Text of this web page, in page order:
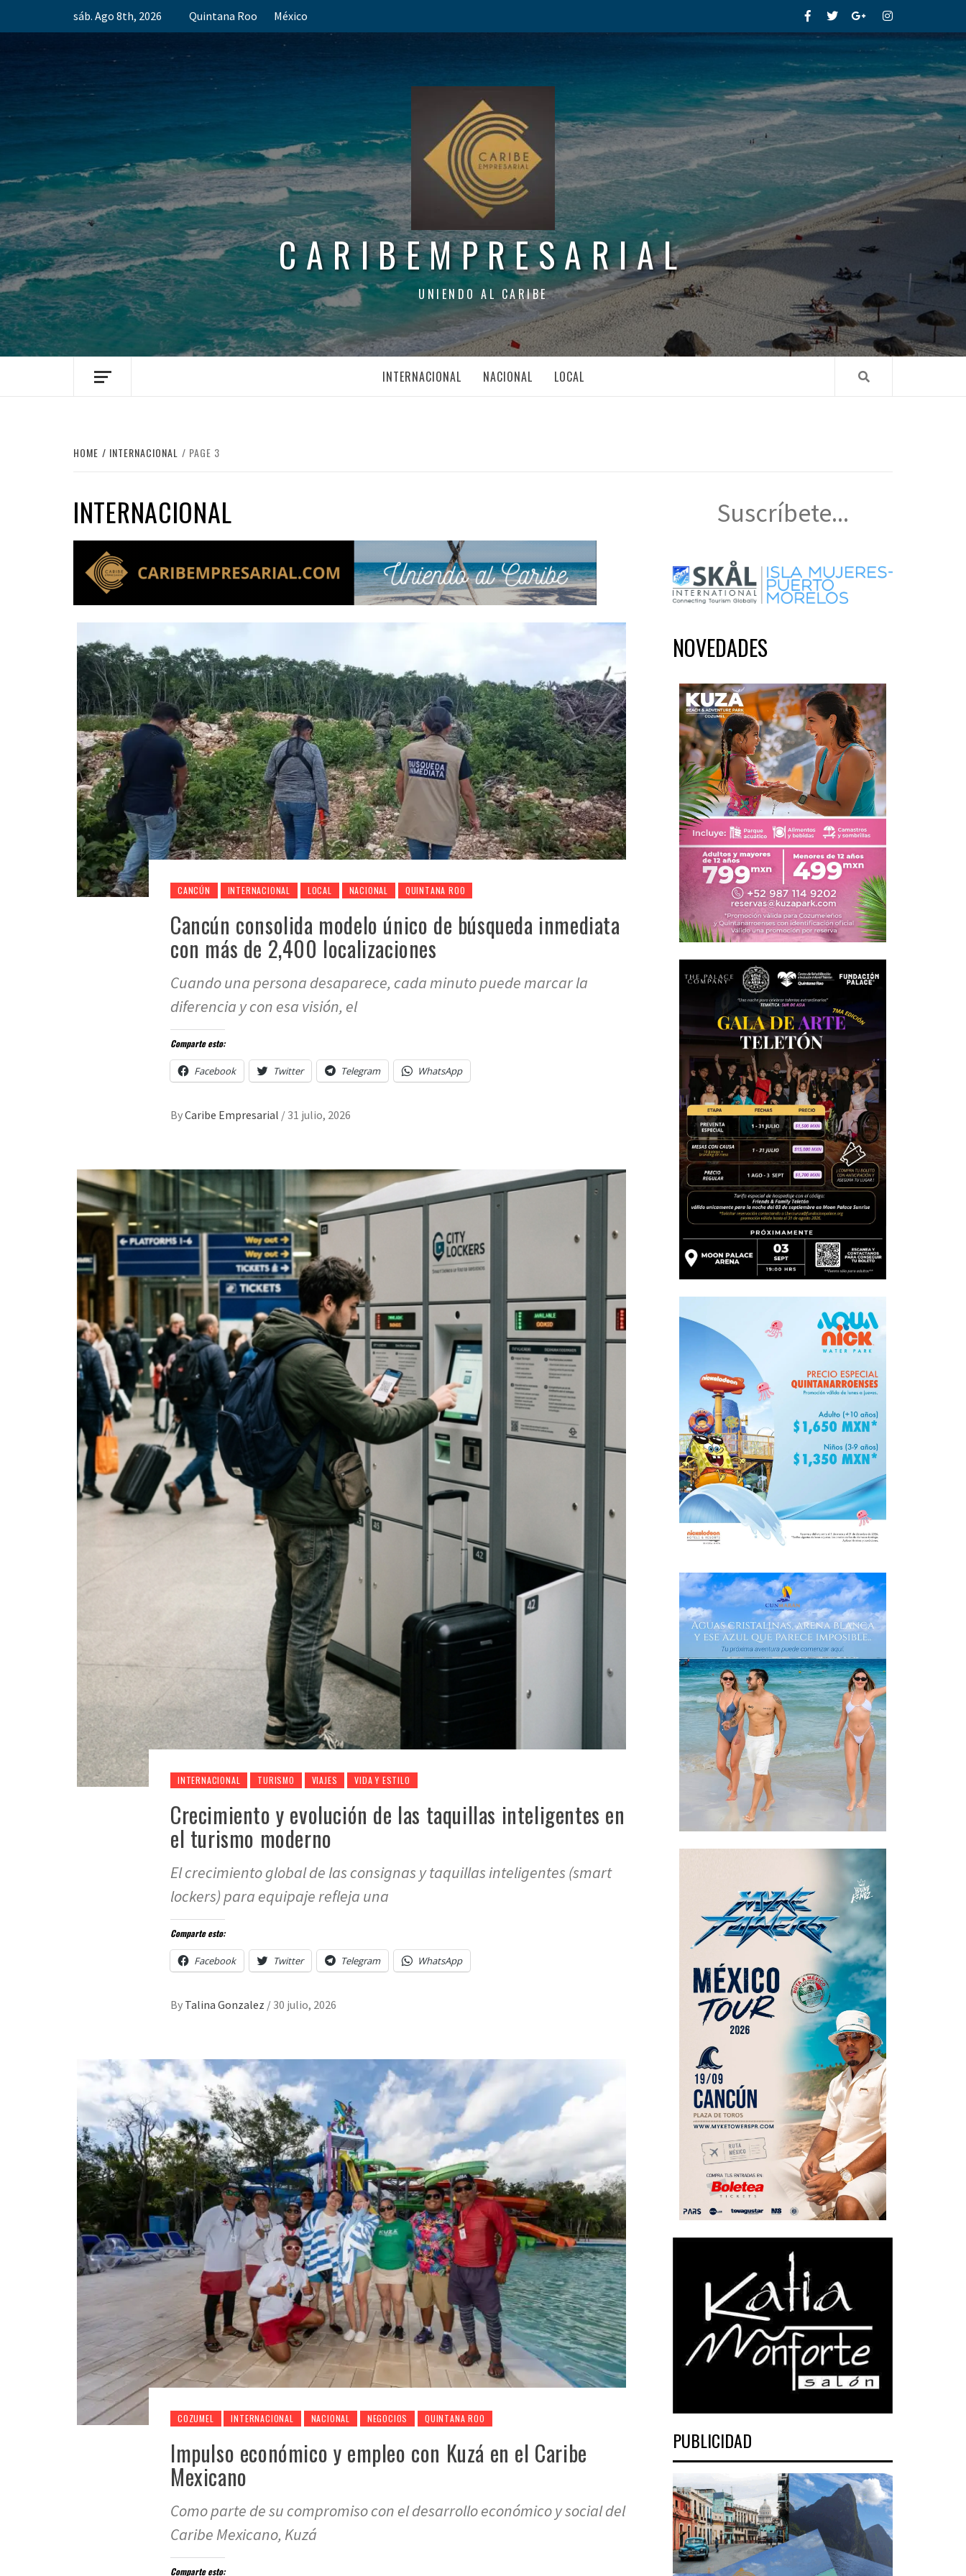
sáb. Ago 8th, 2026 Quintana Roo México FacebookTwitterGoogle+Instagram
CARIBEMPRESARIAL
UNIENDO AL CARIBE
INTERNACIONAL NACIONAL LOCAL
HOME INTERNACIONAL PAGE 3
INTERNACIONAL
CANCÚN INTERNACIONAL LOCAL NACIONAL QUINTANA ROO
Cancún consolida modelo único de búsqueda inmediata
con más de 2,400 localizaciones
Cuando una persona desaparece, cada minuto puede marcar la
diferencia y con esa visión, el
Comparte esto:
Facebook Twitter Telegram WhatsApp
ByCaribe Empresarial / 31 julio, 2026
INTERNACIONAL TURISMO VIAJES VIDA Y ESTILO
Crecimiento y evolución de las taquillas inteligentes en
el turismo moderno
El crecimiento global de las consignas y taquillas inteligentes (smart
lockers) para equipaje refleja una
Comparte esto:
Facebook Twitter Telegram WhatsApp
By Talina Gonzalez / 30 julio, 2026
COZUMEL INTERNACIONAL NACIONAL NEGOCIOS QUINTANA ROO
Impulso económico y empleo con Kuzá en el Caribe
Mexicano
Como parte de su compromiso con el desarrollo económico y social del
Caribe Mexicano, Kuzá
Comparte esto:
Suscríbete...
NOVEDADES
PUBLICIDAD